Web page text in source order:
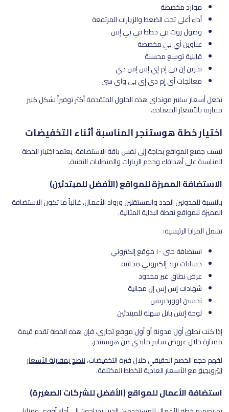
موارد مخصصة
أداء أعلى تحت الضغط والزيارات المرتفعة
وصول روت في خطط في بي إس
عناوين آي بي مخصصة
قابلية توسع محسنة
تخزين إن في إم إي إس إس دي
معالجات أي إم دي إي بي واي سي
تجعل أسعار سايبر مونداي هذه الحلول المتقدمة أكثر توفيراً بشكل كبير
مقارنة بالأسعار المعتادة.
اختيار خطة هوستنجر المناسبة أثناء التخفيضات
ليست جميع المواقع بحاجة إلى نفس باقة الاستضافة، يعتمد اختيار الخطة
المناسبة على أهدافك وحجم الزيارات والمتطلبات التقنية.
الاستضافة المميزة للمواقع (الأفضل للمبتدئين)
بالنسبة للمدونين الجدد والمستقلين ورواد الأعمال، غالباً ما تكون الاستضافة
المميزة للمواقع نقطة البداية المثالية.
تشمل المزايا الرئيسية:
استضافة حتى ١٠٠ موقع إلكتروني
حسابات بريد إلكتروني مجانية
عرض نطاق غير محدود
شهادات إس إس إل مجانية
تحسين لووردبريس
لوحة إتش بانل سهلة للمبتدئين
إذا كنت تطلق أول مدونة أو أول موقع تجاري، فإن هذه الخطة تقدم قيمة
ممتازة خلال عروض سايبر ماندي من هوستنجر.
لفهم حجم الخصم الحقيقي خلال فترة التخفيضات،ننصح بمقارنة الأسعار
الترويجيةمع الأسعار العادية للخطط المختلفة.
استضافة الأعمال للمواقع (الأفضل للشركات الصغيرة)